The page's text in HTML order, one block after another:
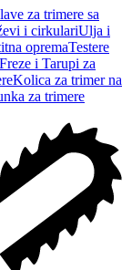
za trimere sa
i cirkulariUlja i
opremaTestere
Freze i Tarupi za
Kolica za trimer na
za trimere